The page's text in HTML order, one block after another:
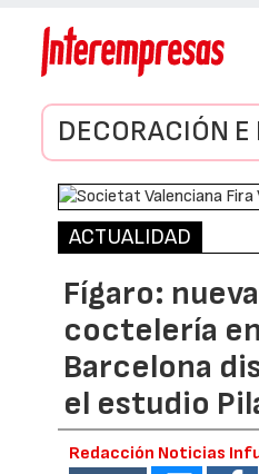
DECORACIÓN
ACTUALIDAD
Fígaro: nueva
coctelería en
Barcelona
el estudio
Redacción Noticias